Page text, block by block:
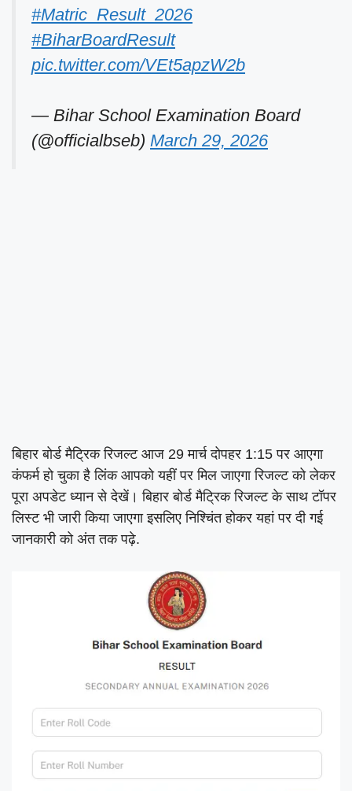
#Matric_Result_2026
#BiharBoardResult
pic.twitter.com/VEt5apzW2b
— Bihar School Examination Board
(@officialbseb) March 29, 2026
बिहार बोर्ड मैट्रिक रिजल्ट आज 29 मार्च दोपहर 1:15 पर आएगा
कंफर्म हो चुका है लिंक आपको यहीं पर मिल जाएगा रिजल्ट को लेकर
पूरा अपडेट ध्यान से देखें। बिहार बोर्ड मैट्रिक रिजल्ट के साथ टॉपर
लिस्ट भी जारी किया जाएगा इसलिए निश्चिंत होकर यहां पर दी गई
जानकारी को अंत तक पढ़े.